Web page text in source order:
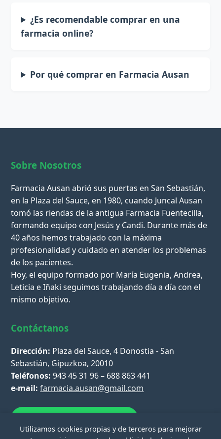
¿Es recomendable comprar en una
farmacia online?
Por qué comprar en Farmacia Ausan
Sobre Nosotros
Farmacia Ausan abrió sus puertas en San Sebastián,
en la Plaza del Sauce, en 1980, cuando Juncal Ausan
tomó las riendas de la antigua Farmacia Fuentecilla,
formando equipo con Jesús y Candi. Durante más de
40 años hemos trabajado con la máxima
profesionalidad y cuidado en atender los problemas
de los pacientes.
Hoy, el equipo formado por María Eugenia, Andrea,
Leticia e Iñaki seguimos trabajando día a día con el
mismo objetivo.
Contáctanos
Dirección: Plaza del Sauce, 4 Donostia - San
Sebastián, Gipuzkoa, 20010
Teléfonos: 943 45 31 96 – 688 863 441
e-mail: farmacia.ausan@gmail.com
Utilizamos cookies propias y de terceros para mejorar